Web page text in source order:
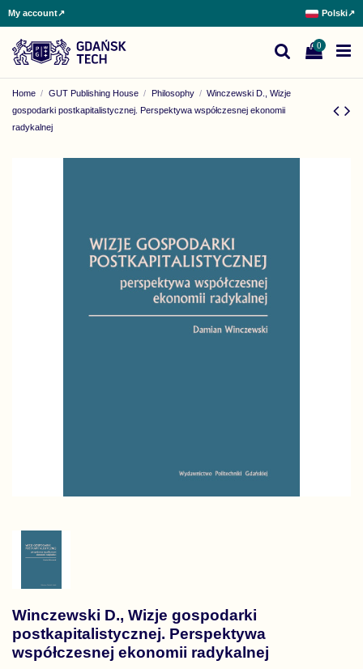
My account↗ Polski↗
0
Home GUT Publishing House Philosophy
Winczewski D., Wizje
gospodarki postkapitalistycznej. Perspektywa współczesnej ekonomii
radykalnej
Winczewski D., Wizje gospodarki
postkapitalistycznej. Perspektywa
współczesnej ekonomii radykalnej